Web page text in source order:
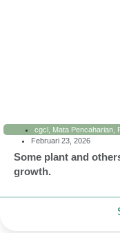
cgcl Mata Pencaharian
Februari 23, 2026
Some plant and
growth.